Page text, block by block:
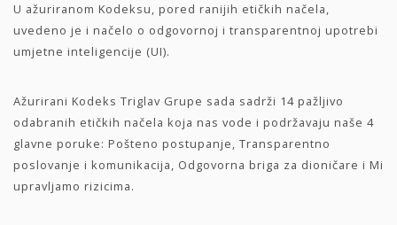
U ažuriranom Kodeksu, pored ranijih etičkih načela,
uvedeno je i načelo o odgovornoj i transparentnoj upotrebi
umjetne inteligencije (UI).
Ažurirani Kodeks Triglav Grupe sada sadrži 14 pažljivo
odabranih etičkih načela koja nas vode i podržavaju naše 4
glavne poruke: Pošteno postupanje, Transparentno
poslovanje i komunikacija, Odgovorna briga za dioničare i Mi
upravljamo rizicima.